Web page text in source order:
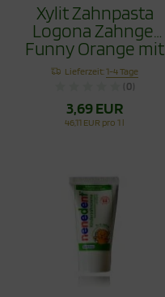
Xylit Zahnpasta
Logona Zahngel
Funny Orange mit
Hydroxyapapitit
75ml
Lieferzeit:1-4 Tage
(0)
3,69 EUR
46,11 EUR pro 1 l